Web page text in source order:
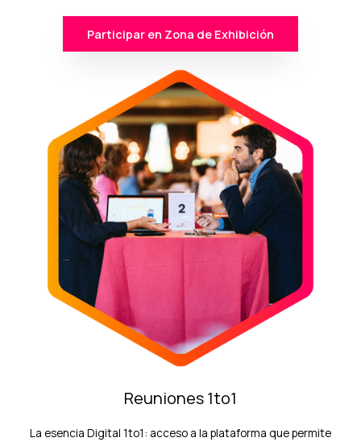
Participar en Zona de Exhibición
Reuniones 1to1
La esencia Digital 1to1: acceso a la plataforma que permite